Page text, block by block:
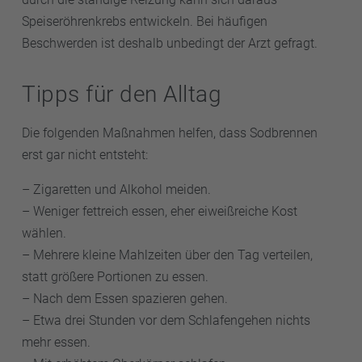
Omeprazol werden erst im Darm in ihre aktive Form
überführt und von dort aus ins Blut aufgenommen
Arztbesuch nötig.
Speiseröhrenkrebs entwickeln. Bei häufigen
Beschwerden ist deshalb unbedingt der Arzt gefragt.
Tipps für den Alltag
Die folgenden Maßnahmen helfen, dass Sodbrennen
erst gar nicht entsteht:
– Zigaretten und Alkohol meiden.
– Weniger fettreich essen, eher eiweißreiche Kost
wählen.
– Mehrere kleine Mahlzeiten über den Tag verteilen,
statt größere Portionen zu essen.
– Nach dem Essen spazieren gehen.
– Etwa drei Stunden vor dem Schlafengehen nichts
mehr essen.